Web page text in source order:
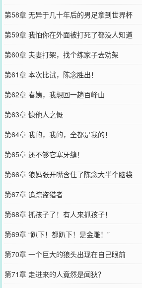
第58章 无异于几十年后的男足拿到世界杯
第59章 我怕你在外面被打死了都没人知道
第60章 夫妻打架，找个练家子去劝架
第61章 本次比试，陈念胜出！
第62章 春姨，我想回一趟百峰山
第63章 慷他人之慨
第64章 我的，我的，全都是我的！
第65章 还不够它塞牙缝！
第66章 狼妈张开嘴含住了陈念大半个脑袋
第67章 追踪盗猎者
第68章 抓孩子了！有人来抓孩子！
第69章 “趴下！都趴下！是金雕！”
第70章 一个巨大的狼头出现在自己眼前
第71章 走进来的人竟然是闻狄？